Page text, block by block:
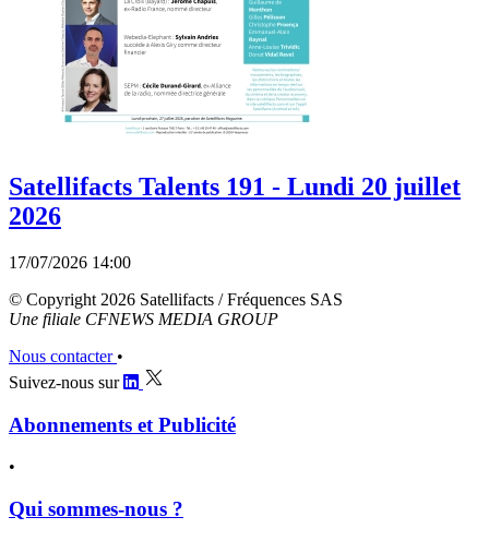
Satellifacts Talents 191 - Lundi 20 juillet
2026
17/07/2026 14:00
© Copyright 2026 Satellifacts / Fréquences SAS
Une filiale CFNEWS MEDIA GROUP
Nous contacter •
Suivez-nous sur
Abonnements et Publicité
•
Qui sommes-nous ?